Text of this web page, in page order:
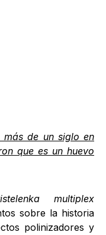
más de un siglo en
que es un huevo
multiplex
sobre la historia
polinizadores y